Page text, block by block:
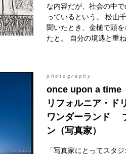
な内容だが、社会の中
っているという。 松山
聞いたとき、金槌で頭
たと。 自分の境遇と重
photography
once upon a time
リフォルニア・
ワンダーランド
ン（写真家）
「写真家にとってスタ